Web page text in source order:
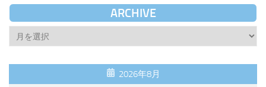
ARCHIVE
Archive
2026年8月